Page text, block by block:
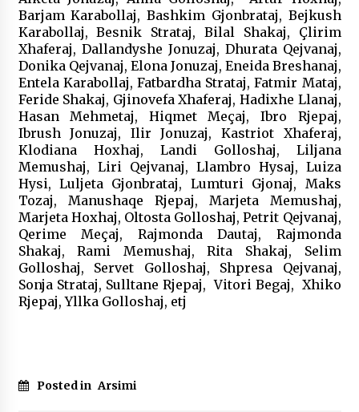
Barjam Karabollaj, Bashkim Gjonbrataj, Bejkush
Karabollaj, Besnik Strataj, Bilal Shakaj, Çlirim
Xhaferaj, Dallandyshe Jonuzaj, Dhurata Qejvanaj,
Donika Qejvanaj, Elona Jonuzaj, Eneida Breshanaj,
Entela Karabollaj, Fatbardha Strataj, Fatmir Mataj,
Feride Shakaj, Gjinovefa Xhaferaj, Hadixhe Llanaj,
Hasan Mehmetaj, Hiqmet Meçaj, Ibro Rjepaj,
Ibrush Jonuzaj, Ilir Jonuzaj, Kastriot Xhaferaj,
Klodiana Hoxhaj, Landi Golloshaj, Liljana
Memushaj, Liri Qejvanaj, Llambro Hysaj, Luiza
Hysi, Luljeta Gjonbrataj, Lumturi Gjonaj, Maks
Tozaj, Manushaqe Rjepaj, Marjeta Memushaj,
Marjeta Hoxhaj, Oltosta Golloshaj, Petrit Qejvanaj,
Qerime Meçaj, Rajmonda Dautaj, Rajmonda
Shakaj, Rami Memushaj, Rita Shakaj, Selim
Golloshaj, Servet Golloshaj, Shpresa Qejvanaj,
Sonja Strataj, Sulltane Rjepaj, Vitori Begaj, Xhiko
Rjepaj, Yllka Golloshaj, etj
Posted in Arsimi